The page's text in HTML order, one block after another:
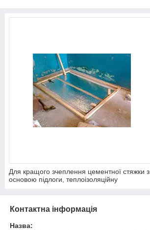
Для кращого зчеплення цементної стяжки з
основою підлоги, теплоізоляційну
смужки шириною 50 - 52 см. Ці смужки
один від одного і від найближчих стін.
Контактна інформація
Назва: